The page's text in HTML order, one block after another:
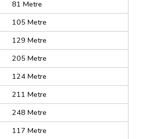
81 Metre
105 Metre
129 Metre
205 Metre
124 Metre
211 Metre
248 Metre
117 Metre